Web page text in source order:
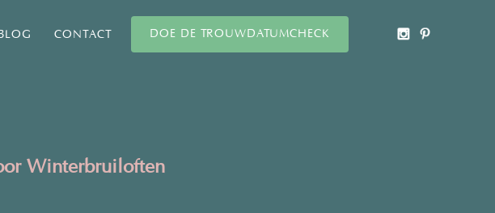
BLOG CONTACT DOE DE TROUWDATUMCHECK
Winterbruiloften